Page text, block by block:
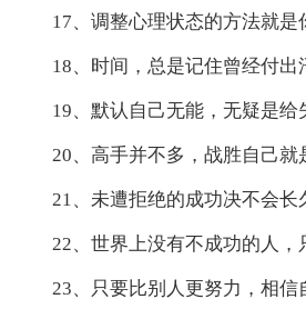
17、调整心理状态的方法就是
18、时间，总是记住曾经付出
19、默认自己无能，无疑是给
20、高手并不多，战胜自己就
21、未遭拒绝的成功决不会长
22、世界上没有不成功的人，
23、只要比别人更努力，相信